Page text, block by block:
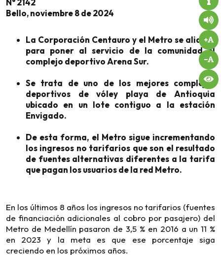
N° 2142
Bello, noviembre 8 de 2024
La Corporación Centauro y el Metro se aliaron
para poner al servicio de la comunidad el
complejo deportivo Arena Sur.
Se trata de uno de los mejores complejos
deportivos de vóley playa de Antioquia
ubicado en un lote contiguo a la estación
Envigado.
De esta forma, el Metro sigue incrementando
los ingresos no tarifarios que son el resultado
de fuentes alternativas diferentes a la tarifa
que pagan los usuarios de la red Metro.
En los últimos 8 años los ingresos no tarifarios (fuentes
de financiación adicionales al cobro por pasajero) del
Metro de Medellín pasaron de 3,5 % en 2016 a un 11 %
en 2023 y la meta es que ese porcentaje siga
creciendo en los próximos años.